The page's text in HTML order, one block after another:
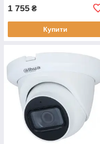
1 755 ₴
Купити